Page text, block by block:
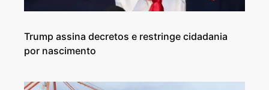
Trump assina decretos e restringe cidadania
por nascimento